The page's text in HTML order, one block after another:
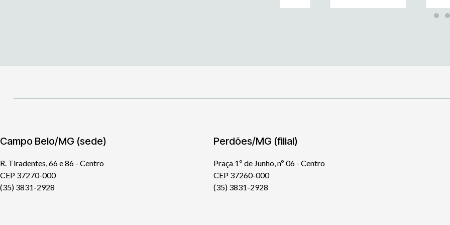
Campo Belo/MG (sede)
R. Tiradentes, 66 e 86 - Centro
CEP 37270-000
(35) 3831-2928
Perdões/MG (filial)
Praça 1º de Junho, nº 06 - Centro
CEP 37260-000
(35) 3831-2928